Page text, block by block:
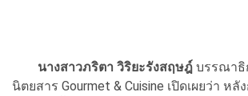
นางสาวภริตา วิริยะรังสฤษฎ์ บรรณาธิ
นิตยสาร Gourmet & Cuisine เปิดเผยว่า ห